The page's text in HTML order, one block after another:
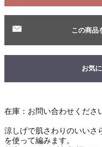
この商品
お気
在庫：お問い合わせくださ
涼しげで肌さわりのいいさ
を使って編みます。